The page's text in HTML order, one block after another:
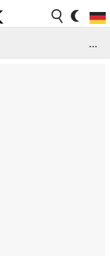
...